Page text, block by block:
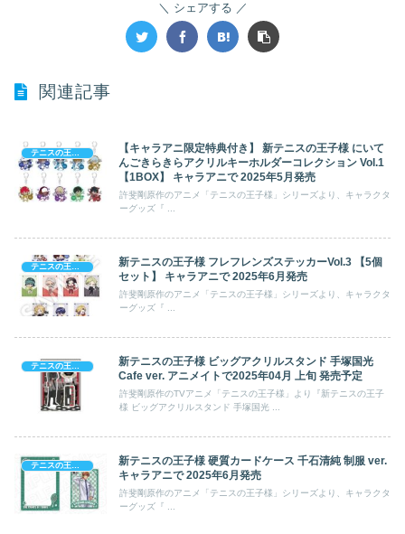
シェアする
関連記事
テニスの王子様
【キャラアニ限定特典付き】 新テニスの王子様 にいて
んごきらきらアクリルキーホルダーコレクション Vol.1
【1BOX】 キャラアニで 2025年5月発売
許斐剛原作のアニメ「テニスの王子様」シリーズより、キャラクタ
テニスの王子様
新テニスの王子様 フレフレンズステッカーVol.3 【5個
セット】 キャラアニで 2025年6月発売
許斐剛原作のアニメ「テニスの王子様」シリーズより、キャラクタ
新テニスの王子様 ビッグアクリルスタンド 手塚国光
Cafe ver. アニメイトで2025年04月 上旬 発売予定
許斐剛原作のTVアニメ「テニスの王子様」より『新テニスの王子
様 ビッグアクリルスタンド 手塚国光 ...
新テニスの王子様 硬質カードケース 千石清純 制服 ver.
キャラアニで 2025年6月発売
許斐剛原作のアニメ「テニスの王子様」シリーズより、キャラクタ